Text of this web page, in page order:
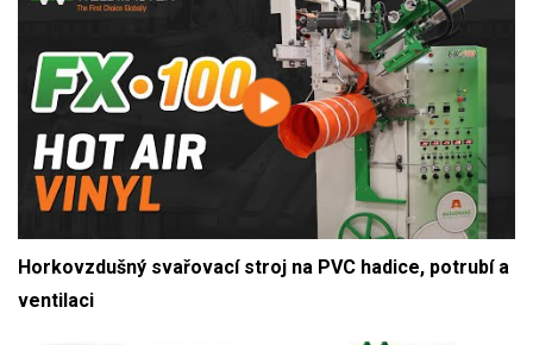
Horkovzdušný svařovací stroj na PVC hadice, potrubí a
ventilaci